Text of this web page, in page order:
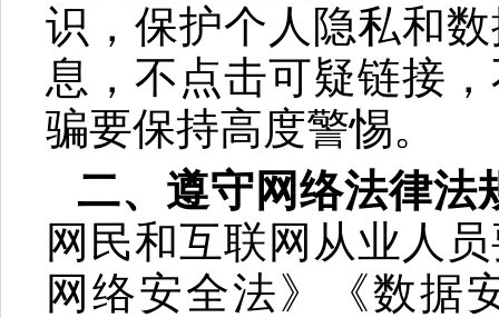
识，保护个人隐私和
息，不点击可疑链接
骗要保持高度警惕。
二、遵守网络法律
网民和互联网从业人
网络安全法》《数据